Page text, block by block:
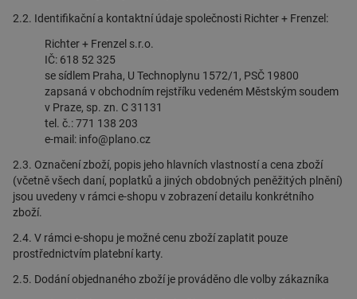
2.2. Identifikační a kontaktní údaje společnosti Richter + Frenzel:
Richter + Frenzel s.r.o.
IČ: 618 52 325
se sídlem Praha, U Technoplynu 1572/1, PSČ 19800
zapsaná v obchodním rejstříku vedeném Městským soudem
v Praze, sp. zn. C 31131
tel. č.: 771 138 203
e-mail: info@plano.cz
2.3. Označení zboží, popis jeho hlavních vlastností a cena zboží
(včetně všech daní, poplatků a jiných obdobných peněžitých plnění)
jsou uvedeny v rámci e-shopu v zobrazení detailu konkrétního
zboží.
2.4. V rámci e-shopu je možné cenu zboží zaplatit pouze
prostřednictvím platební karty.
2.5. Dodání objednaného zboží je prováděno dle volby zákazníka